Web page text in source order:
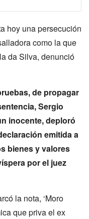
hoy una persecución
como la que
da Silva, denunció
de propagar
Sergio
inocente, deploró
emitida a
bienes y valores
por el juez
la nota, ‘Moro
que priva el ex